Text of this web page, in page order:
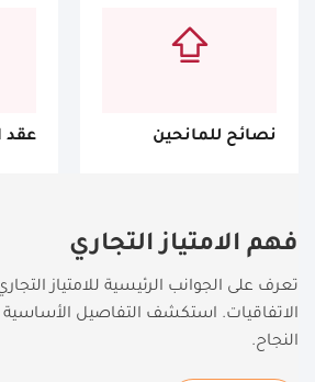
نصائح للمانحين عقد
فهم الامتياز التجاري
تعرف على الجوانب الرئيسية للامتياز
الاتفاقيات. استكشف التفاصيل
النجاح.